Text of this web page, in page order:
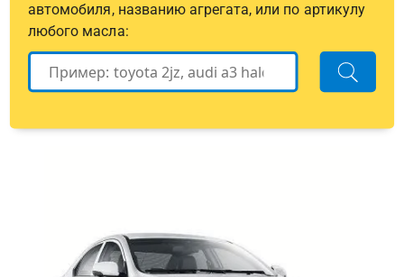
автомобиля, названию агрегата, или по артикулу
любого масла: